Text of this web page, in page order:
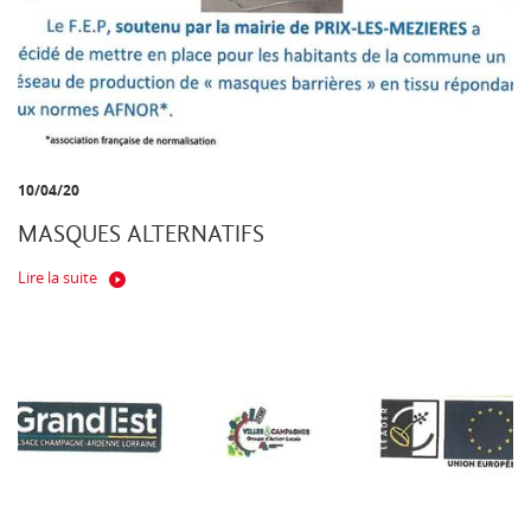
10/04/20
MASQUES ALTERNATIFS
Lire la suite